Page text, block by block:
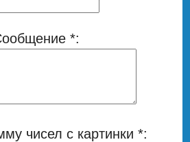
*:
чисел с картинки *: